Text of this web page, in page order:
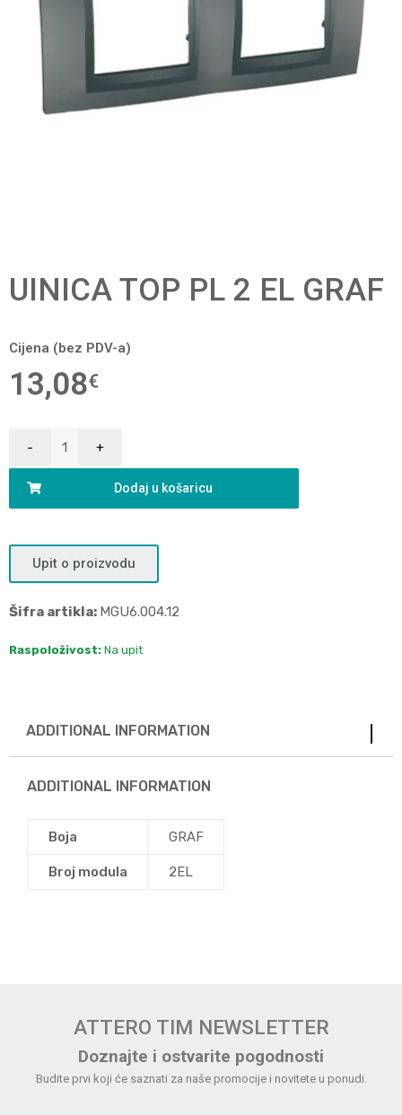
UINICA TOP PL 2 EL GRAF
Cijena (bez PDV-a)
13,08€
Dodaj u košaricu
Upit o proizvodu
Šifra artikla: MGU6.004.12
Raspoloživost: Na upit
ADDITIONAL INFORMATION
ADDITIONAL INFORMATION
Boja GRAF
Broj modula 2EL
ATTERO TIM NEWSLETTER
Doznajte i ostvarite pogodnosti
Budite prvi koji će saznati za naše promocije i novitete u ponudi.